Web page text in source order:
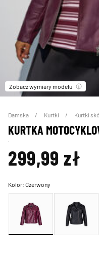
Zobacz wymiary modelu
Damska Kurtki Kurtki
KURTKA
299,99 zł
Kolor:Czerwony